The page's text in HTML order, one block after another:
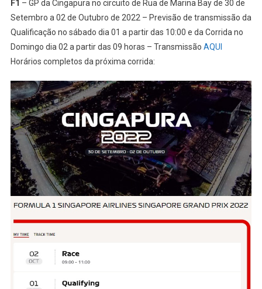
F1 – GP da Cingapura no circuito de Rua de Marina Bay de 30 de
Setembro a 02 de Outubro de 2022 – Previsão de transmissão da
Qualificação no sábado dia 01 a partir das 10:00 e da Corrida no
Domingo dia 02 a partir das 09 horas – Transmissão AQUI
Horários completos da próxima corrida: